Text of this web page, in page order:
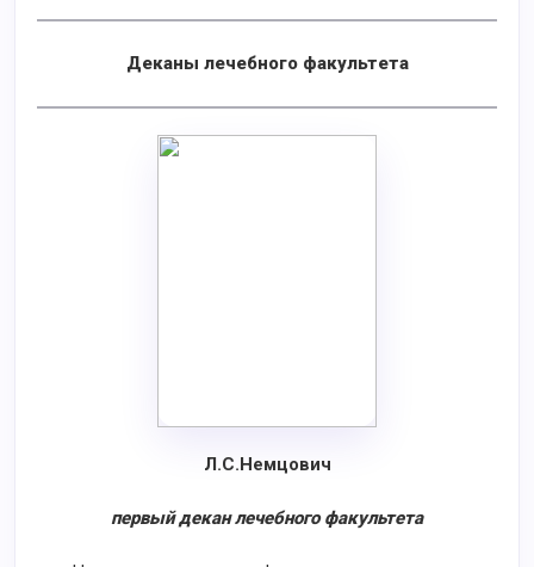
Деканы лечебного факультета
Л.С.Немцович
первый декан лечебного факультета